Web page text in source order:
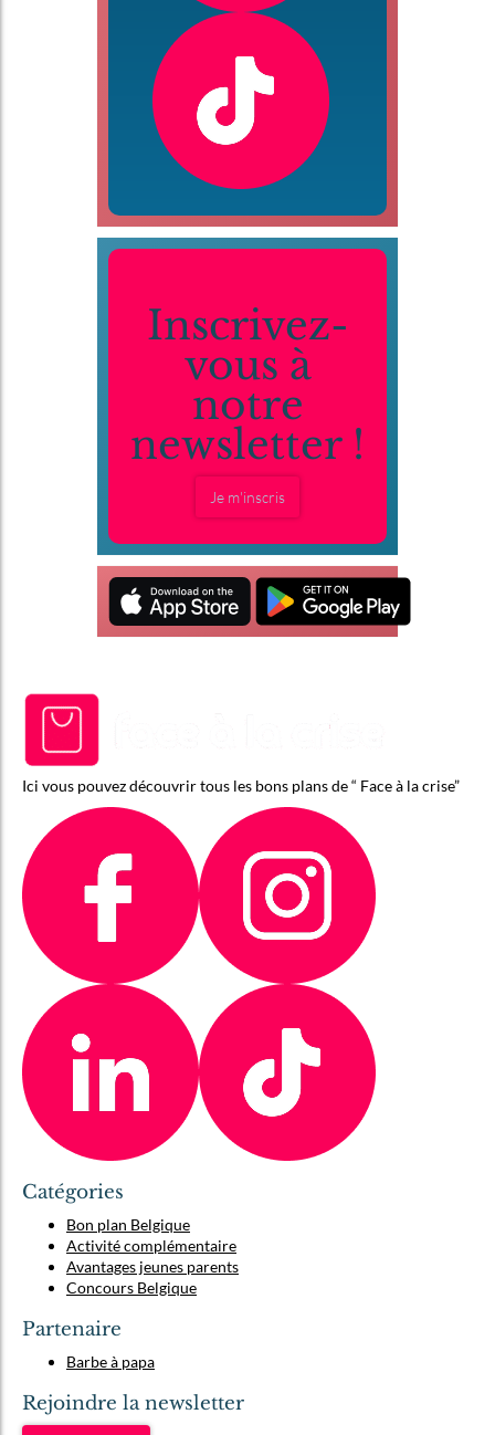
Inscrivez-
vous à
notre
newsletter !
Je m'inscris
Ici vous pouvez découvrir tous les bons plans de “ Face à la crise”
Catégories
Bon plan Belgique
Activité complémentaire
Avantages jeunes parents
Concours Belgique
Partenaire
Barbe à papa
Rejoindre la newsletter